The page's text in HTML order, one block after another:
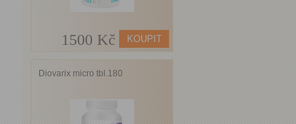
1500 Kč
Diovarix micro tbl.180